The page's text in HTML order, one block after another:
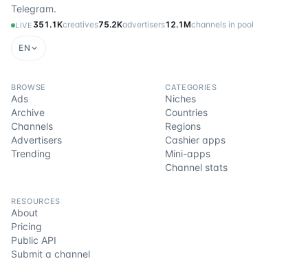
Telegram.
LIVE 351.1Kcreatives75.2Kadvertisers12.1Mchannels in pool
EN
BROWSE
Ads
Archive
Channels
Advertisers
Trending
CATEGORIES
Niches
Countries
Regions
Cashier apps
Mini-apps
Channel stats
RESOURCES
About
Pricing
Public API
Submit a channel